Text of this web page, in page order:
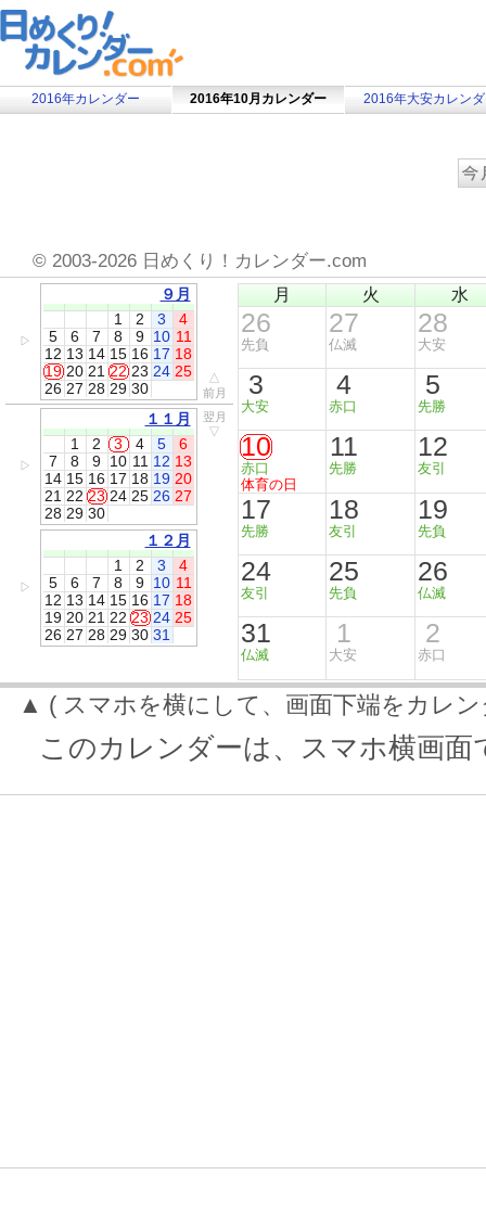
2016年カレンダー 2016年10月カレンダー 2016年大安カレン
© 2003-2026 日めくり！カレンダー.com
▷
９月
1
2 3
4
5
6 7 8 9 10 11
12 13 14 15 16 17 18
19 20 21 22 23 24 25
26 27 28 29 30
△
前月
▷
１１月
1
2 3 4 5
6
7
8 9 10 11 12 13
14 15 16 17 18 19 20
21 22 23 24 25 26 27
28 29 30
翌月
▽
▷
１２月
1
2 3
4
5
6 7 8 9 10 11
12 13 14 15 16 17 18
19 20 21 22 23 24 25
26 27 28 29 30 31
月 火 水
26
先負
27
仏滅
28
大安
3
大安
4
赤口
5
先勝
10
赤口
体育の日
11
先勝
12
友引
17
先勝
18
友引
19
先負
24
友引
25
先負
26
仏滅
31
仏滅
1
大安
2
赤口
▲ ( スマホを横にして、画面下端をカレ
このカレンダーは、スマホ横画面